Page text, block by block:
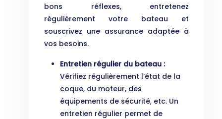
bons réflexes, entretenez
régulièrement votre bateau et
souscrivez une assurance adaptée à
vos besoins.
Entretien régulier du bateau :
Vérifiez régulièrement l’état de la
coque, du moteur, des
équipements de sécurité, etc. Un
entretien régulier permet de